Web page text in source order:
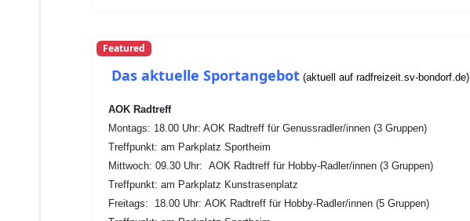
Featured
Das aktuelle Sportangebot (aktuell auf radfreizeit.sv-bondorf.de)
AOK Radtreff
Montags: 18.00 Uhr: AOK Radtreff für Genussradler/innen (3 Gruppen)
Treffpunkt: am Parkplatz Sportheim
Mittwoch: 09.30 Uhr: AOK Radtreff für Hobby-Radler/innen (3 Gruppen)
Treffpunkt: am Parkplatz Kunstrasenplatz
Freitags: 18.00 Uhr: AOK Radtreff für Hobby-Radler/innen (5 Gruppen)